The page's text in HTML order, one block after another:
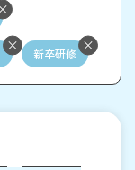
新卒研修